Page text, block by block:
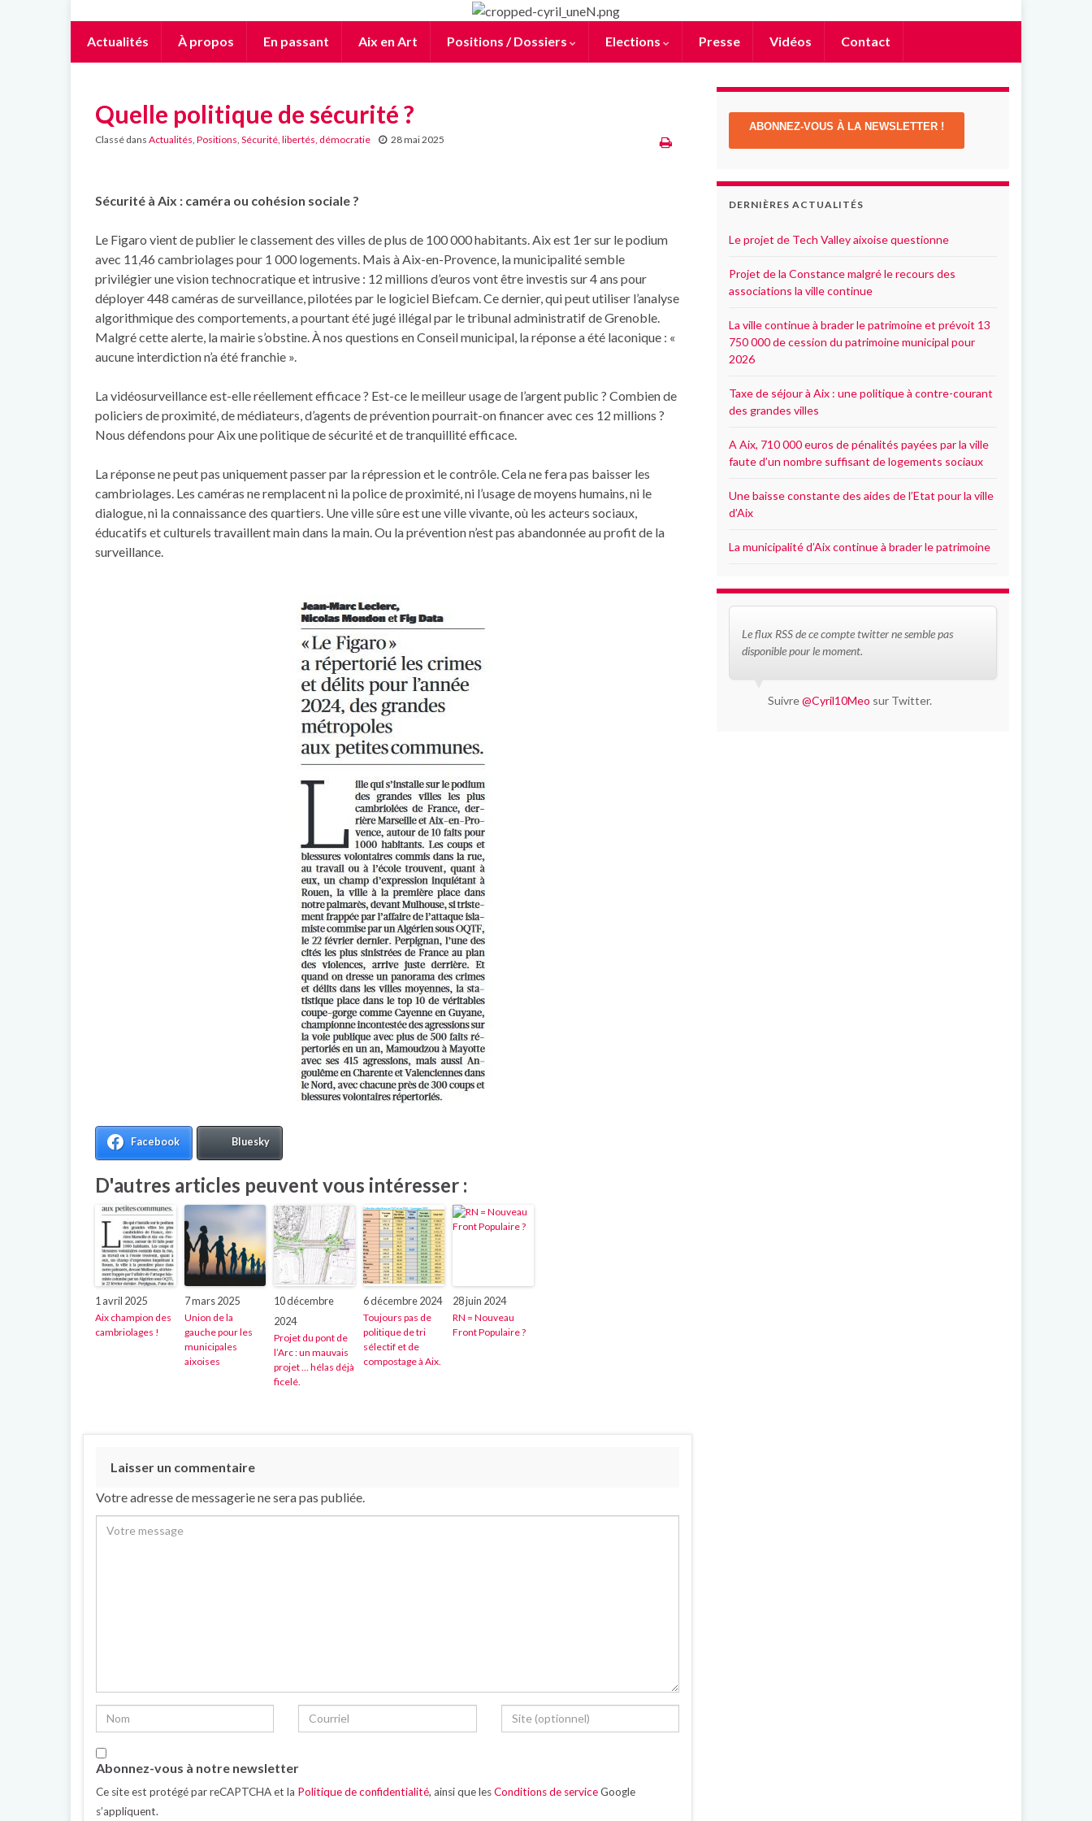
Actualités À propos En passant Aix en Art Positions / Dossiers Elections Presse Vidéos Contact
Quelle politique de sécurité ?
Classé dans Actualités Positions Sécurité, libertés, démocratie 28 mai 2025
Sécurité à Aix : caméra ou cohésion sociale ?
Le Figaro vient de publier le classement des villes de plus de 100 000 habitants. Aix est 1er sur le podium
avec 11,46 cambriolages pour 1 000 logements. Mais à Aix-en-Provence, la municipalité semble
privilégier une vision technocratique et intrusive : 12 millions d’euros vont être investis sur 4 ans pour
déployer 448 caméras de surveillance, pilotées par le logiciel Biefcam. Ce dernier, qui peut utiliser l’analyse
algorithmique des comportements, a pourtant été jugé illégal par le tribunal administratif de Grenoble.
Malgré cette alerte, la mairie s’obstine. À nos questions en Conseil municipal, la réponse a été laconique : «
aucune interdiction n’a été franchie ».
La vidéosurveillance est-elle réellement efficace ? Est-ce le meilleur usage de l’argent public ? Combien de
policiers de proximité, de médiateurs, d’agents de prévention pourrait-on financer avec ces 12 millions ?
Nous défendons pour Aix une politique de sécurité et de tranquillité efficace.
La réponse ne peut pas uniquement passer par la répression et le contrôle. Cela ne fera pas baisser les
cambriolages. Les caméras ne remplacent ni la police de proximité, ni l’usage de moyens humains, ni le
dialogue, ni la connaissance des quartiers. Une ville sûre est une ville vivante, où les acteurs sociaux,
éducatifs et culturels travaillent main dans la main. Ou la prévention n’est pas abandonnée au profit de la
surveillance.
Facebook Bluesky
D'autres articles peuvent vous intéresser :
1 avril 2025
Aix champion des
cambriolages !
7 mars 2025
Union de la
gauche pour les
municipales
aixoises
10 décembre
2024
Projet du pont de
l’Arc : un mauvais
projet … hélas déjà
ficelé.
6 décembre 2024
Toujours pas de
politique de tri
sélectif et de
compostage à Aix.
28 juin 2024
RN = Nouveau
Front Populaire ?
Laisser un commentaire
Votre adresse de messagerie ne sera pas publiée.
Abonnez-vous à notre newsletter
Ce site est protégé par reCAPTCHA et la Politique de confidentialité, ainsi que lesConditions de serviceGoogle
s’appliquent.
ABONNEZ-VOUS À LA NEWSLETTER !
DERNIÈRES ACTUALITÉS
Le projet de Tech Valley aixoise questionne
Projet de la Constance malgré le recours des
associations la ville continue
La ville continue à brader le patrimoine et prévoit 13
750 000 de cession du patrimoine municipal pour
2026
Taxe de séjour à Aix : une politique à contre-courant
des grandes villes
A Aix, 710 000 euros de pénalités payées par la ville
faute d’un nombre suffisant de logements sociaux
Une baisse constante des aides de l’Etat pour la ville
d’Aix
La municipalité d’Aix continue à brader le patrimoine
Le flux RSS de ce compte twitter ne semble pas
disponible pour le moment.
Suivre@Cyril10Meo sur Twitter.